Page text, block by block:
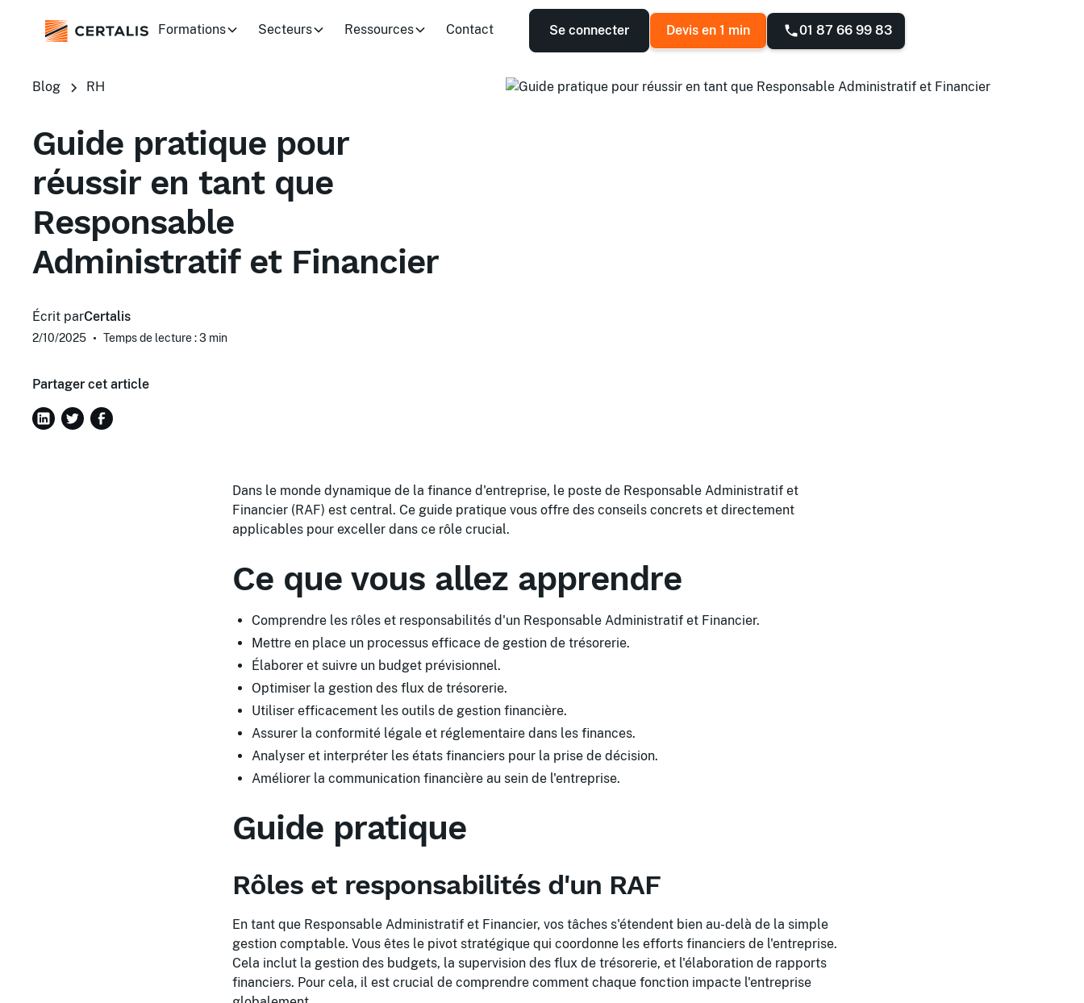
Formations Secteurs Ressources Contact Se connecter Devis en 1 min 01 87 66 99 83
Blog RH
Guide pratique pour
réussir en tant que
Responsable
Administratif et Financier
Écrit parCertalis
2/10/2025 • Temps de lecture : 3 min
Partager cet article
Dans le monde dynamique de la finance d'entreprise, le poste de Responsable Administratif et
Financier (RAF) est central. Ce guide pratique vous offre des conseils concrets et directement
applicables pour exceller dans ce rôle crucial.
Ce que vous allez apprendre
Comprendre les rôles et responsabilités d'un Responsable Administratif et Financier.
Mettre en place un processus efficace de gestion de trésorerie.
Élaborer et suivre un budget prévisionnel.
Optimiser la gestion des flux de trésorerie.
Utiliser efficacement les outils de gestion financière.
Assurer la conformité légale et réglementaire dans les finances.
Analyser et interpréter les états financiers pour la prise de décision.
Améliorer la communication financière au sein de l'entreprise.
Guide pratique
Rôles et responsabilités d'un RAF
En tant que Responsable Administratif et Financier, vos tâches s'étendent bien au-delà de la simple
gestion comptable. Vous êtes le pivot stratégique qui coordonne les efforts financiers de l'entreprise.
Cela inclut la gestion des budgets, la supervision des flux de trésorerie, et l'élaboration de rapports
financiers. Pour cela, il est crucial de comprendre comment chaque fonction impacte l'entreprise